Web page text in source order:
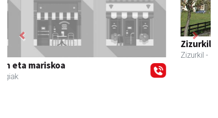
Zizurkilgo Udala
Zizurkil - Udaletxeak
Previous Next